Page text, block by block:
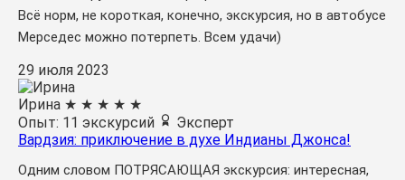
Всё норм, не короткая, конечно, экскурсия, но в автобусе
Мерседес можно потерпеть. Всем удачи)
29 июля 2023
Ирина ★ ★ ★ ★ ★
Опыт: 11 экскурсий
Эксперт
Вардзия: приключение в духе Индианы Джонса!
Одним словом ПОТРЯСАЮЩАЯ экскурсия: интересная,